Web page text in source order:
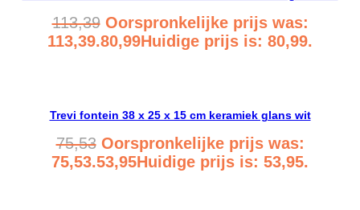
113,39 Oorspronkelijke prijs was:
113,39.80,99Huidige prijs is: 80,99.
Trevi fontein 38 x 25 x 15 cm keramiek glans wit
75,53 Oorspronkelijke prijs was:
75,53.53,95Huidige prijs is: 53,95.